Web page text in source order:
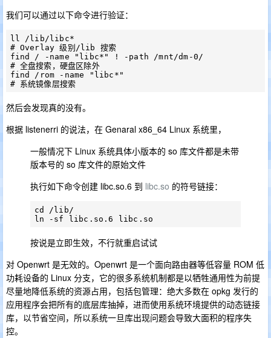
我们可以通过以下命令进行验证：
ll /lib/libc*
# Overlay 级别/lib 搜索
find / -name "libc*" ! -path /mnt/dm-0/
# 全盘搜索，硬盘区除外
find /rom -name "libc*"
然后会发现真的没有。
根据 listenerri 的说法，在 Genaral x86_64 Linux 系统里，
一般情况下 Linux 系统具体小版本的 so 库文件都是未带
版本号的 so 库文件的原始文件
执行如下命令创建 libc.so.6 到 libc.so 的符号链接：
cd /lib/
按说是立即生效，不行就重启试试
对 Openwrt 是无效的。Openwrt 是一个面向路由器等低容量 ROM 低
功耗设备的 Linux 分支，它的很多系统机制都是以牺牲通用性为前提
尽量地降低系统的资源占用，包括包管理：绝大多数在 opkg 发行的
应用程序会把所有的底层库抽掉，进而使用系统环境提供的动态链接
库，以节省空间，所以系统一旦库出现问题会导致大面积的程序失
控。